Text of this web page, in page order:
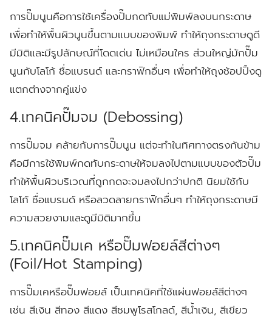
การปั๊มนูนคือการใช้เครื่องปั๊มกดทับแม่พิมพ์ลงบนกระดาษ
เพื่อทำให้พื้นผิวนูนขึ้นตามแบบของพิมพ์ ทำให้ถุงกระดาษดูดี
มีมิติและมีรูปลักษณ์ที่โดดเด่น ไม่เหมือนใคร ส่วนใหญ่มักปั๊ม
นูนกับโลโก้ ชื่อแบรนด์ และกราฟิกอื่นๆ เพื่อทำให้ถุงช้อปปิ้งดู
แตกต่างจากคู่แข่ง
4.เทคนิคปั๊มจม (Debossing)
การปั๊มจม คล้ายกับการปั๊มนูน แต่จะทำในทิศทางตรงกันข้าม
คือมีการใช้พิมพ์กดทับกระดาษให้จมลงไปตามแบบของตัวปั๊ม
ทำให้พื้นผิวบริเวณที่ถูกกดจะจมลงไปกว่าปกติ นิยมใช้กับ
โลโก้ ชื่อแบรนด์ หรือลวดลายกราฟิกอื่นๆ ทำให้ถุงกระดาษมี
ความสวยงามและดูมีมิติมากขึ้น
5.เทคนิคปั๊มเค หรือปั๊มฟอยล์สีต่างๆ
(Foil/Hot Stamping)
การปั๊มเคหรือปั๊มฟอยล์ เป็นเทคนิคที่ใช้แผ่นฟอยล์สีต่างๆ
เช่น สีเงิน สีทอง สีแดง สีชมพูโรสโกลด์, สีน้ำเงิน, สีเขียว